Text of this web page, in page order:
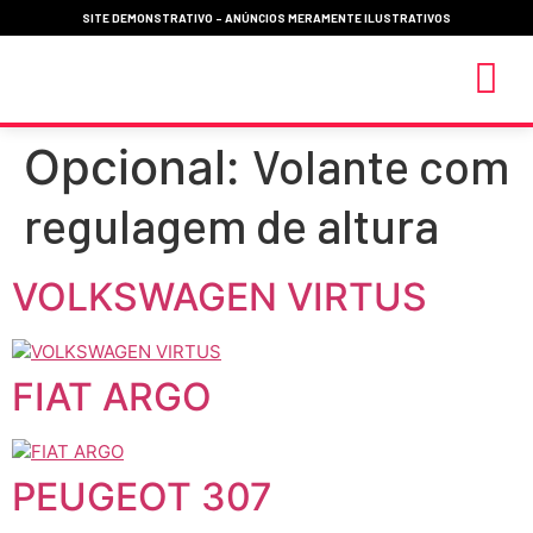
SITE DEMONSTRATIVO - ANÚNCIOS MERAMENTE ILUSTRATIVOS
Opcional: Volante com
regulagem de altura
VOLKSWAGEN VIRTUS
FIAT ARGO
PEUGEOT 307